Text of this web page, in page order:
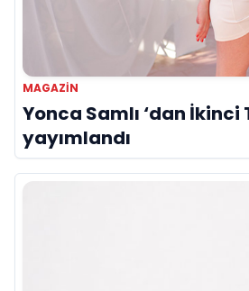
MAGAZİN
Yonca Samlı ‘dan
yayımlandı